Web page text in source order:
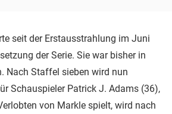
seit der Erstausstrahlung im Juni
der Serie. Sie war bisher in
Nach Staffel sieben wird nun
Schauspieler Patrick J. Adams (36),
von Markle spielt, wird nach